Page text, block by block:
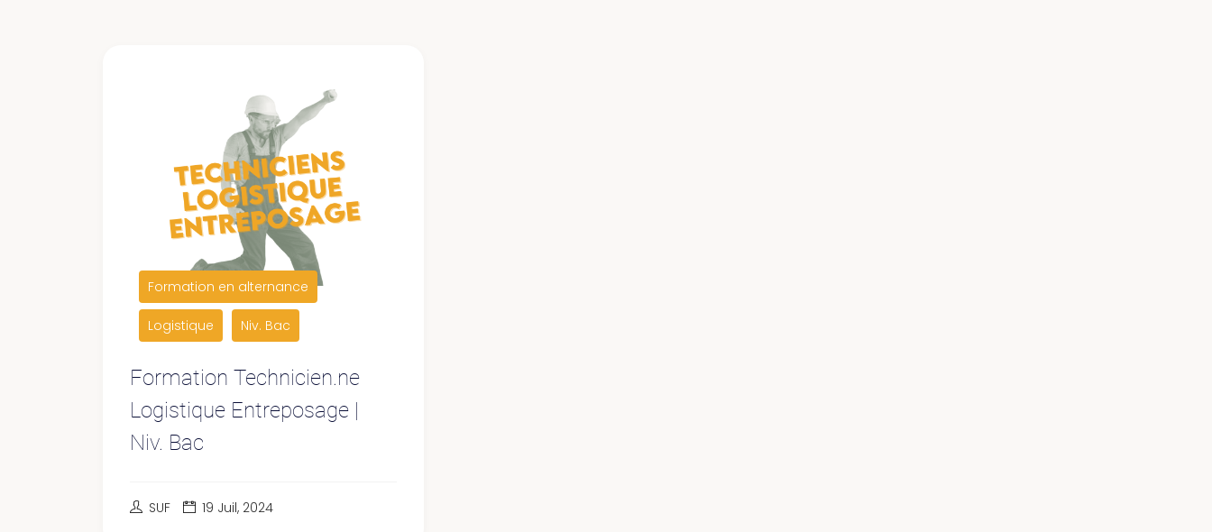
Formation en alternance
Logistique Niv. Bac
Formation Technicien.ne
Logistique Entreposage |
Niv. Bac
SUF 19 Juil, 2024